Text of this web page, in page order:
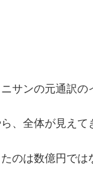
サンの元通訳の
、全体が見えて
のは数億円では